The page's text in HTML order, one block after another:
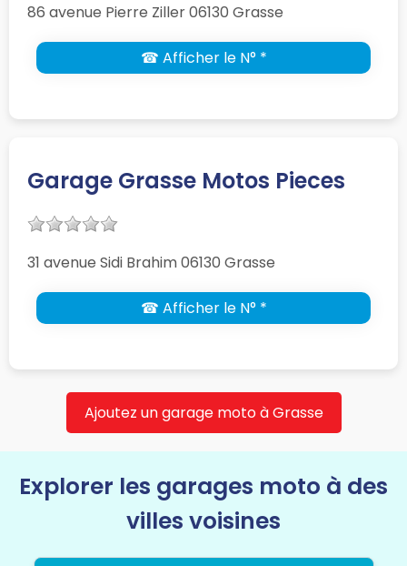
86 avenue Pierre Ziller 06130 Grasse
☎ Afficher le N° *
Garage Grasse Motos Pieces
31 avenue Sidi Brahim 06130 Grasse
☎ Afficher le N° *
Ajoutez un garage moto à Grasse
Explorer les garages moto à des
villes voisines